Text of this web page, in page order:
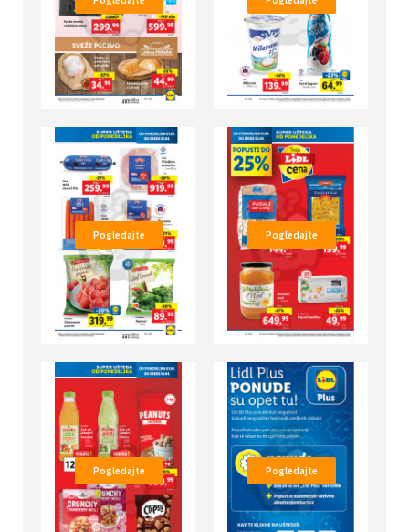
Pogledajte Pogledajte
Pogledajte Pogledajte